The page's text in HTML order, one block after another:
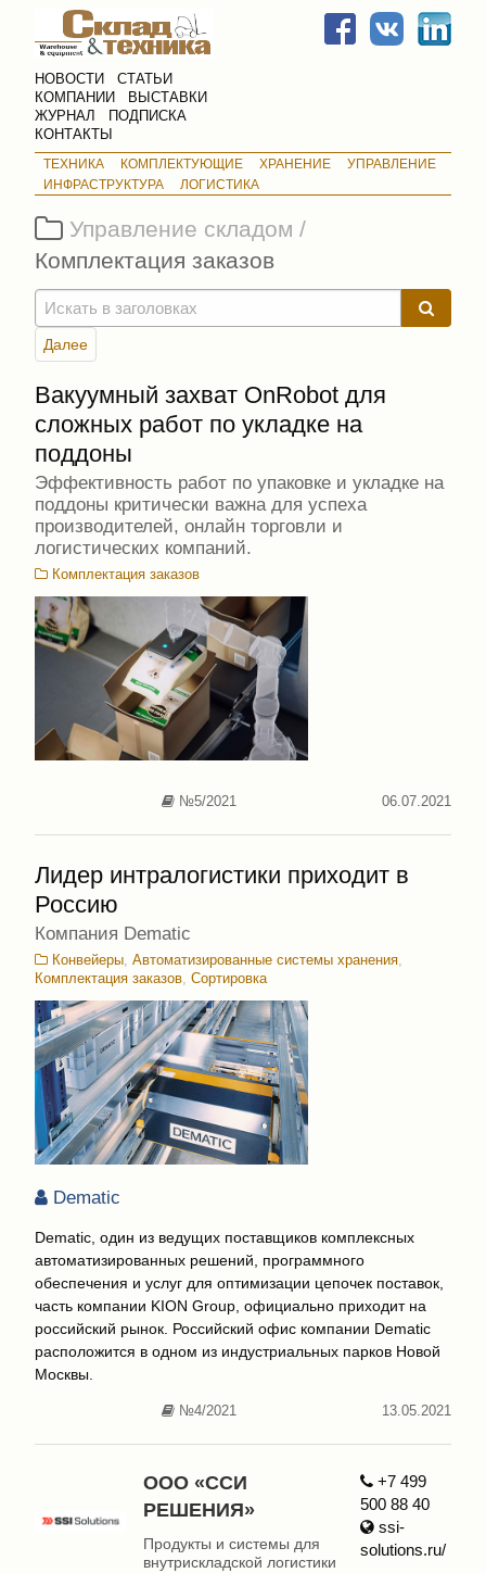
НОВОСТИ
СТАТЬИ
КОМПАНИИ
ВЫСТАВКИ
ЖУРНАЛ
ПОДПИСКА
КОНТАКТЫ
ТЕХНИКА КОМПЛЕКТУЮЩИЕ ХРАНЕНИЕ
УПРАВЛЕНИЕ
ИНФРАСТРУКТУРА
ЛОГИСТИКА
Управление складом /
Комплектация заказов
Далее
Вакуумный захват OnRobot для
сложных работ по укладке на
поддоны
Эффективность работ по упаковке и укладке на
поддоны критически важна для успеха
производителей, онлайн торговли и
логистических компаний.
Комплектация заказов
№5/2021 06.07.2021
Лидер интралогистики приходит в
Россию
Компания Dematic
Конвейеры Автоматизированные системы хранения
Комплектация заказов Сортировка
Dematic
Dematic, один из ведущих поставщиков комплексных
автоматизированных решений, программного
обеспечения и услуг для оптимизации цепочек поставок,
часть компании KION Group, официально приходит на
российский рынок. Российский офис компании Dematic
расположится в одном из индустриальных парков Новой
Москвы.
№4/2021 13.05.2021
ООО «ССИ
РЕШЕНИЯ»
Продукты и системы для
внутрискладской логистики
+7 499
500 88 40
ssi-
solutions.ru/